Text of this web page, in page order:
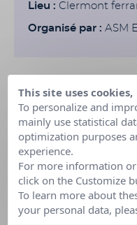
Lieu : Clermont
Organisé par : ASM
This site uses cookies,
To personalize and
mainly use statistical
optimization purposes
experience.
For more information
click on the Customize
To learn more about
your personal data,